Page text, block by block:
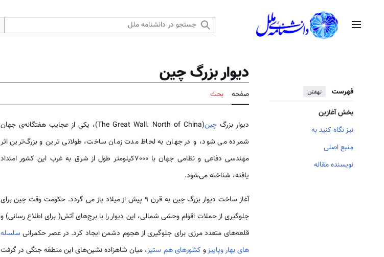
منوی اصلی
فهرست نهفتن
بخش آغازین
نیز نگاه کنید به
منبع اصلی
نویسنده مقاله
دیوار بزرگ چین
صفحه بحث
دیوار بزرگچین
(The Great Wall. North of China)، یکی از عجایب هفتگانه‌­ی جهان
شمرده می‌ شود، و در جهان به لحاظ مدت زمان ساخت، طولانی­ ترین و بزرگ‌ترین اثر
مهندسی دفاعی و نظامی جهان با 7000کیلومتر طول از شرق به غرب این کشور امتداد
یافته، شناخته می‌شود.
آغاز ساخت دیوار بزرگ چین به قرن 9 پیش از میلاد باز می­ گردد. حکومت وقت چین برای
جلوگیری از حملات اقوام وحشی شمالی، این دیوار را با برج‌­های آتش( برای اطلاع رسانی) و
قلعه‌­های متعدد مرزی برای جلوگیری از هجوم دشمن ایجاد کرد. در عصر حکمرانی سلسله­‌
های بهار وپاییزو کشورهای هم ستیز، میان شاهزاده نشین­‌های این منطقه جنگی در گرفت